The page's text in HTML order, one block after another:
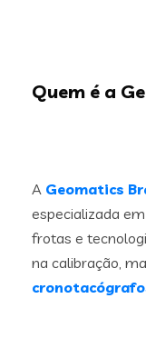
Quem é a
A Geomatics
especializada
frotas e
na calibração,